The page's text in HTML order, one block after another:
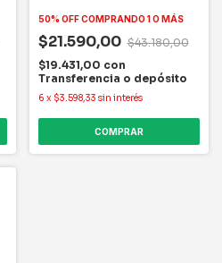
50% OFF COMPRANDO 1 O MÁS
$21.590,00 $43.180,00
$19.431,00 con
Transferencia o depósito
6 x $3.598,33 sin interés
COMPRAR